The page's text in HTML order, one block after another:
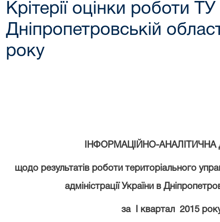
Крітерії оцінки роботи
Дніпропетровській
року
ІНФОРМАЦІЙНО-АНАЛІТИЧНА
щодо результатів роботи територіального
адміністрації України в
за І квартал 2015